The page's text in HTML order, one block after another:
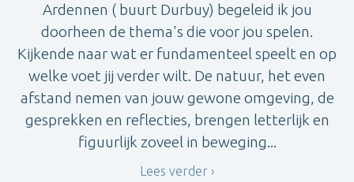
Ardennen ( buurt Durbuy) begeleid ik jou
doorheen de thema's die voor jou spelen.
Kijkende naar wat er fundamenteel speelt en op
welke voet jij verder wilt. De natuur, het even
afstand nemen van jouw gewone omgeving, de
gesprekken en reflecties, brengen letterlijk en
figuurlijk zoveel in beweging...
Lees verder